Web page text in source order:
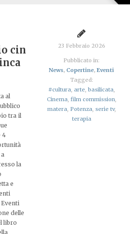
cin
al
tra il
4
la
e
delle
libro
23 Febbraio 2026
Pubblicato in:
News, Copertine,Eventi
Tagged:
#cultura, arte, basilicata,
Cinema, film commission,
matera, Potenza, serie tv,
terapia